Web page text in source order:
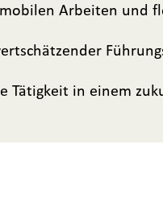
Arbeiten und
Tätigkeit in einem